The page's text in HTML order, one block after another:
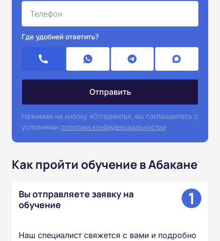
Где удобней ответить?
Нажимая на кнопку «Отправить», вы соглашаетесь с
условиями политики конфиденциальностии
Как пройти обучение в Абакане
Вы отправляете заявку на
обучение
1
Наш специалист свяжется с вами и подробно